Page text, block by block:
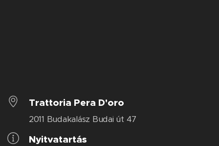
Trattoria Pera D'oro
2011 Budakalász Budai út 47
Nyitvatartás